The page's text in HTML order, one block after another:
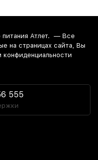
Атлет. — Все
на страницах сайта, Вы
555